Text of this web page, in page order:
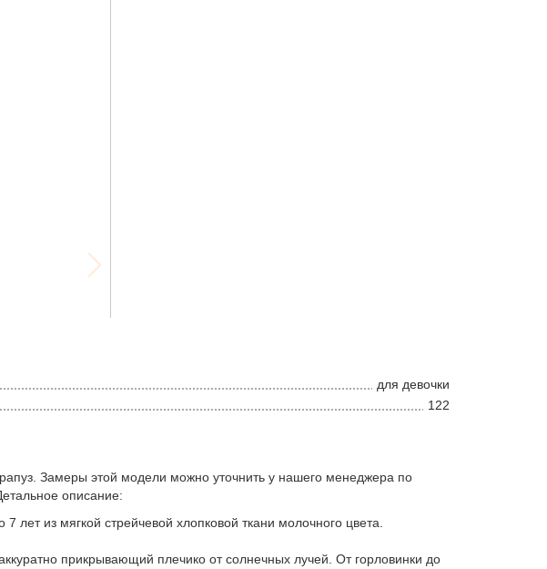
для девочки
122
Замеры этой модели можно уточнить у нашего менеджера по
описание:
из мягкой стрейчевой хлопковой ткани молочного цвета.
прикрывающий плечико от солнечных лучей. От горловинки до